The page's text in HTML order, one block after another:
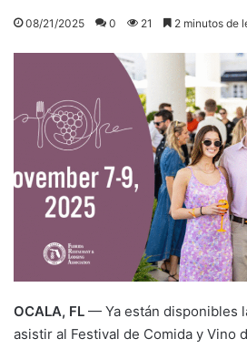
08/21/2025 0 21 2 minutos de
OCALA, FL — Ya están disponibles
asistir al Festival de Comida y Vino